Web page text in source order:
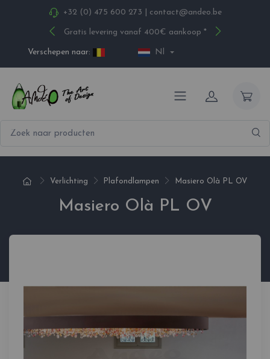
+32 (0) 475 600 273 contact@andeo.be
Gratis levering vanaf 400€ aankoop *
Verschepen naar: Nl
Verlichting Plafondlampen Masiero Olà PL OV
Masiero Olà PL OV